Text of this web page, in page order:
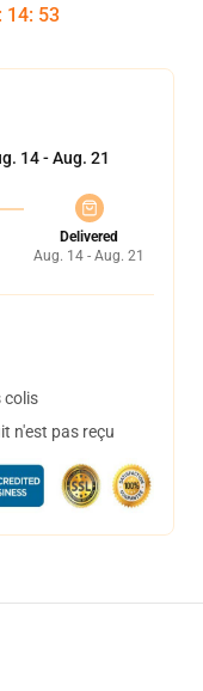
: 14: 53
14 - Aug. 21
Delivered
Aug. 14 - Aug. 21
colis
n'est pas reçu